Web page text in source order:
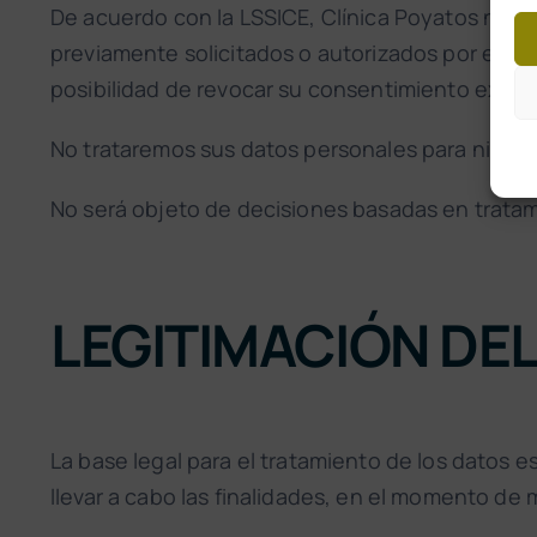
De acuerdo con la LSSICE, Clínica Poyatos no
previamente solicitados o autorizados por el
posibilidad de revocar su consentimiento
No trataremos sus datos personales para
No será objeto de decisiones basadas en
LEGITIMACIÓN
La base legal para el tratamiento de los datos
llevar a cabo las finalidades, en el momento de